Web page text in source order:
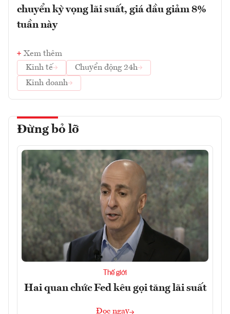
chuyển kỳ vọng lãi suất, giá dầu giảm 8%
tuần này
Xem thêm
Kinh tế
Chuyển động 24h
Kinh doanh
Đừng bỏ lỡ
Thế giới
Hai quan chức Fed kêu gọi tăng lãi suất
Đọc ngay